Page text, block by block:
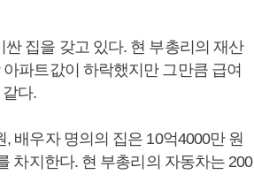
집을 갖고 있다. 현 부총리의 재산
파트값이 하락했지만 그만큼 급여
다.
배우자 명의의 집은 10억4000만 원
차지한다. 현 부총리의 자동차는 200